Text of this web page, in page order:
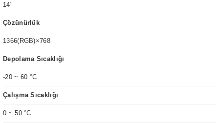
14"
Çözünürlük
1366(RGB)×768
Depolama Sıcaklığı
-20 ~ 60 °C
Çalışma Sıcaklığı
0 ~ 50 °C